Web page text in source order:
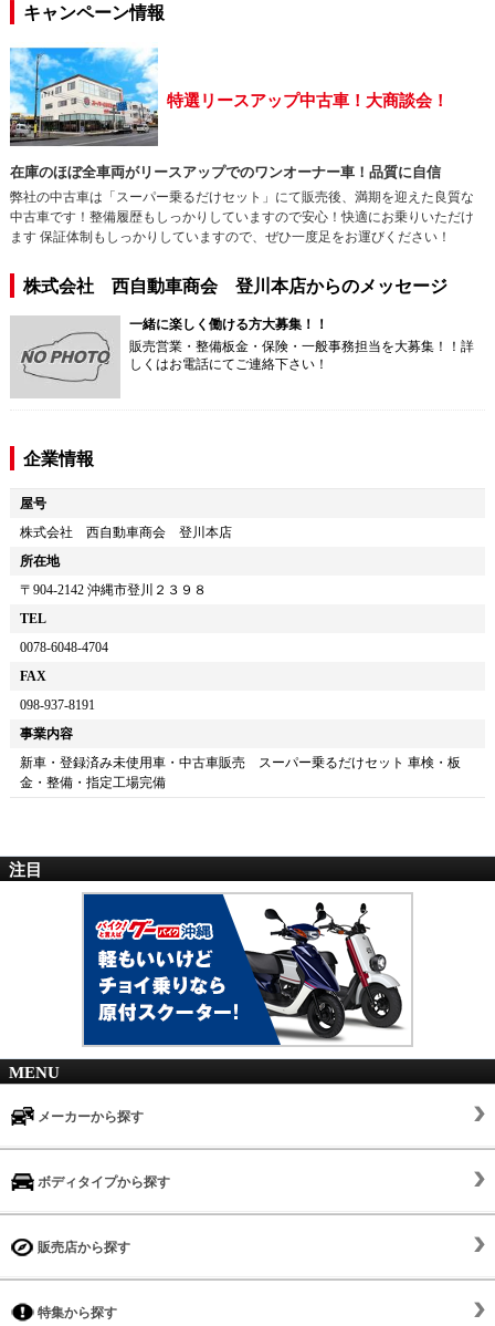
キャンペーン情報
特選リースアップ中古車！大商談会！
在庫のほぼ全車両がリースアップでのワンオーナー車！品質に自信
弊社の中古車は「スーパー乗るだけセット」にて販売後、満期を迎えた良質な
中古車です！整備履歴もしっかりしていますので安心！快適にお乗りいただけ
ます 保証体制もしっかりしていますので、ぜひ一度足をお運びください！
株式会社 西自動車商会 登川本店からのメッセージ
一緒に楽しく働ける方大募集！！
販売営業・整備板金・保険・一般事務担当を大募集！！詳
しくはお電話にてご連絡下さい！
企業情報
屋号
株式会社 西自動車商会 登川本店
所在地
〒 904-2142 沖縄市登川２３９８
TEL
0078-6048-4704
FAX
098-937-8191
事業内容
新車・登録済み未使用車・中古車販売 スーパー乗るだけセット 車検・板
金・整備・指定工場完備
注目
MENU
メーカーから探す
ボディタイプから探す
販売店から探す
特集から探す